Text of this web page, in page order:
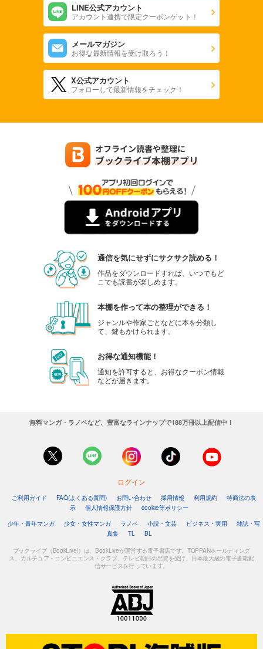
LINE公式アカウント
アカウント連携で限定クーポンゲット！
メールマガジン
お得な最新情報を受け取ろう！
X公式アカウント
フォローして最新情報をチェック！
通信を気にせずにサクサク読める！
作品をダウンロードすれば、いつでもど
こでも読書が楽しめます。
本棚を作って本の整理ができる！
ジャンルや作家ごとなどに本を分類し
て、鍵もかけられます。
お得な通知機能！
通知を許可すると、お得なクーポン情報
などが届きます。
無料マンガ・ラノベなど、豊富なラインナップで188万冊以上配信中！
ログイン
ご利用ガイド FAQ(よくある質問) お問い合わせ 採用情報 利用規約
特商法の表
示
個人情報保護方針
cookie等ポリシー
少年・青年マンガ
少女・女性マンガ ラノベ 小説・文芸 ビジネス・実用
雑誌・写
真集
TL BL
ブックライブ（BookLive!）は、BookLiveが運営する電子書店です。TOPPANホールディング
ス、カルチュア・コンビニエンス・クラブ、テレビ朝日の出資を受け、日本最大級の電子書籍配
信サービスを行っています。